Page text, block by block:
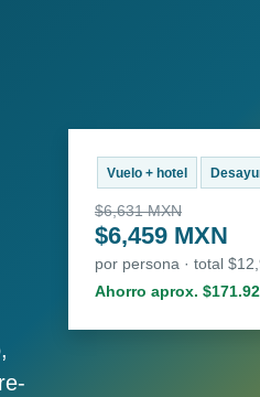
Vuelo + hotel
$6,631 MXN
$6,459 MXN
por persona · total
Ahorro aprox. $171.92